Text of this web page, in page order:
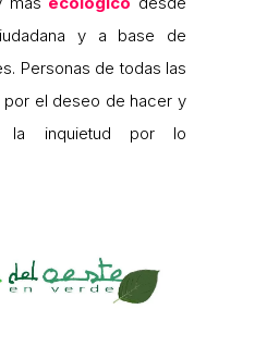
y a base de
Personas de todas las
por el deseo de hacer y
la inquietud por lo